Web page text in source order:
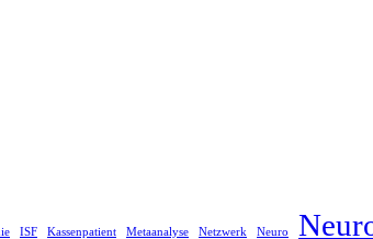
ISF Kassenpatient Metaanalyse Netzwerk Neuro